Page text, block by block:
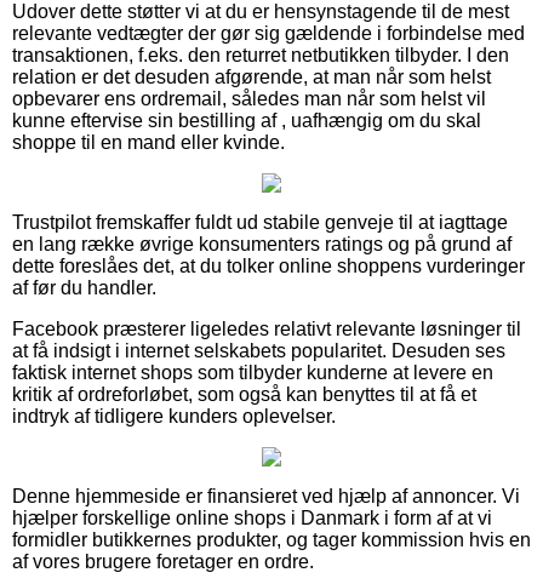
Udover dette støtter vi at du er hensynstagende til de mest
relevante vedtægter der gør sig gældende i forbindelse med
transaktionen, f.eks. den returret netbutikken tilbyder. I den
relation er det desuden afgørende, at man når som helst
opbevarer ens ordremail, således man når som helst vil
kunne eftervise sin bestilling af , uafhængig om du skal
shoppe til en mand eller kvinde.
Trustpilot fremskaffer fuldt ud stabile genveje til at iagttage
en lang række øvrige konsumenters ratings og på grund af
dette foreslåes det, at du tolker online shoppens vurderinger
af før du handler.
Facebook præsterer ligeledes relativt relevante løsninger til
at få indsigt i internet selskabets popularitet. Desuden ses
faktisk internet shops som tilbyder kunderne at levere en
kritik af ordreforløbet, som også kan benyttes til at få et
indtryk af tidligere kunders oplevelser.
Denne hjemmeside er finansieret ved hjælp af annoncer. Vi
hjælper forskellige online shops i Danmark i form af at vi
formidler butikkernes produkter, og tager kommission hvis en
af vores brugere foretager en ordre.